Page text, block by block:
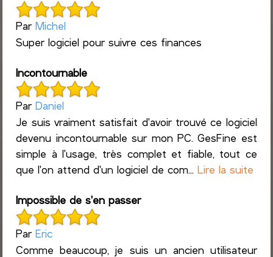
ParMichel
Super logiciel pour suivre ces finances
Incontournable
ParDaniel
Je suis vraiment satisfait d'avoir trouvé ce logiciel
devenu incontournable sur mon PC. GesFine est
simple à l'usage, très complet et fiable, tout ce
que l'on attend d'un logiciel de com...Lire la suite
Impossible de s'en passer
ParEric
Comme beaucoup, je suis un ancien utilisateur